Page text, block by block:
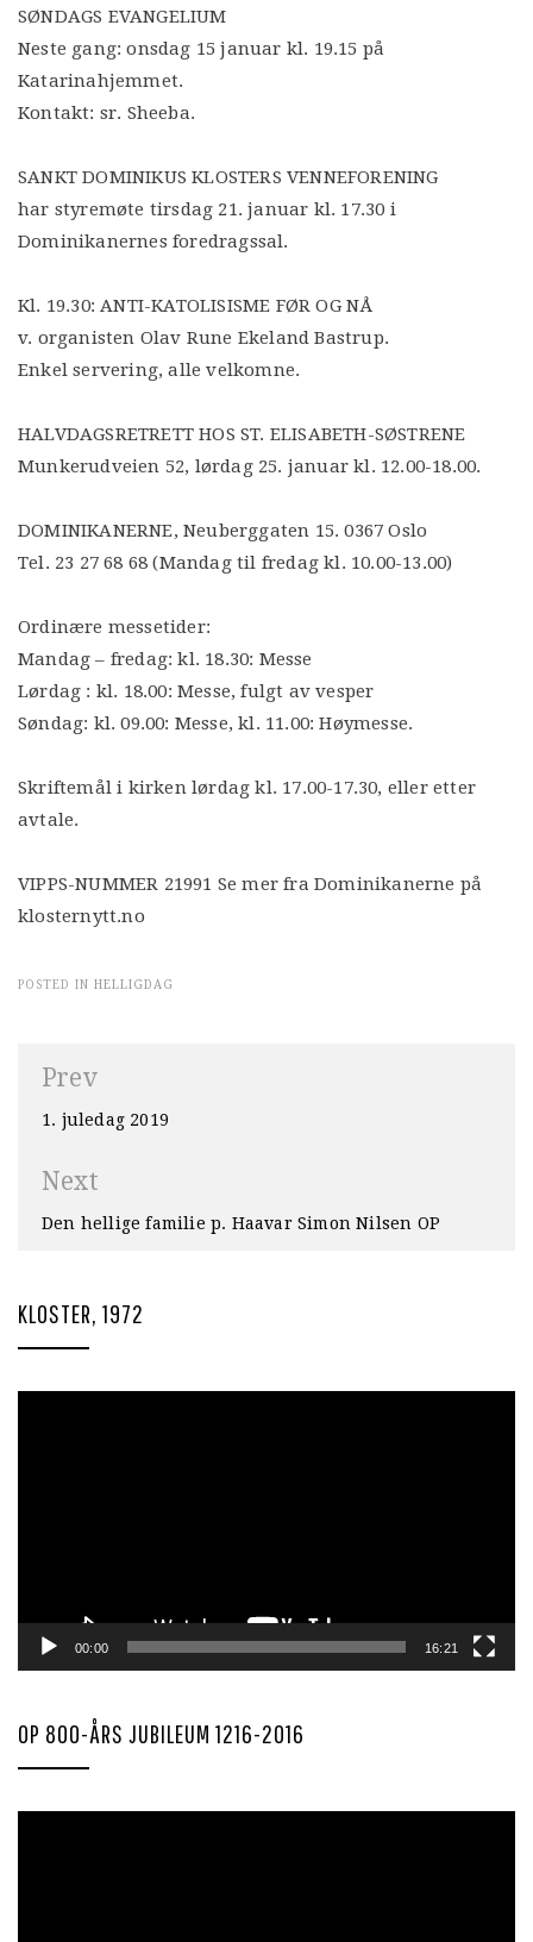
SØNDAGS EVANGELIUM
Neste gang: onsdag 15 januar kl. 19.15 på
Katarinahjemmet.
Kontakt: sr. Sheeba.
SANKT DOMINIKUS KLOSTERS VENNEFORENING
har styremøte tirsdag 21. januar kl. 17.30 i
Dominikanernes foredragssal.
Kl. 19.30: ANTI-KATOLISISME FØR OG NÅ
v. organisten Olav Rune Ekeland Bastrup.
Enkel servering, alle velkomne.
HALVDAGSRETRETT HOS ST. ELISABETH-SØSTRENE
Munkerudveien 52, lørdag 25. januar kl. 12.00-18.00.
DOMINIKANERNE, Neuberggaten 15. 0367 Oslo
Tel. 23 27 68 68 (Mandag til fredag kl. 10.00-13.00)
Ordinære messetider:
Mandag – fredag: kl. 18.30: Messe
Lørdag : kl. 18.00: Messe, fulgt av vesper
Søndag: kl. 09.00: Messe, kl. 11.00: Høymesse.
Skriftemål i kirken lørdag kl. 17.00-17.30, eller etter
avtale.
VIPPS-NUMMER 21991 Se mer fra Dominikanerne på
klosternytt.no
POSTED IN HELLIGDAG
Innleggsnavigasjon
Prev
1. juledag 2019
Next
Den hellige familie p. Haavar Simon Nilsen OP
KLOSTER, 1972
00:00 16:21
OP 800-ÅRS JUBILEUM 1216-2016